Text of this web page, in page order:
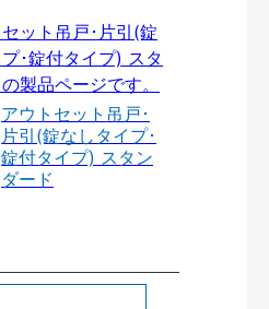
アウトセット吊戸･
片引(錠なしタイプ･
錠付タイプ) スタン
ダード